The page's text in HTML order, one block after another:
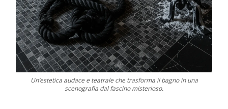
Un’estetica audace e teatrale che trasforma il bagno in una
scenografia dal fascino misterioso.